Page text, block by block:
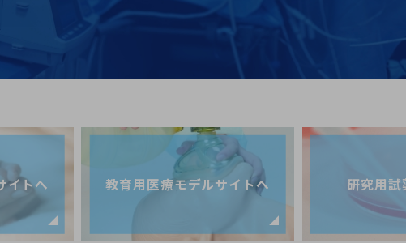
イトへ 教育用医療モデルサイトへ 研究用試